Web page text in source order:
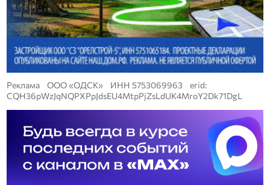
Реклама ООО «ОДСК» ИНН 5753069963 erid:
CQH36pWzJqNQPXPpJdsEU4MtpPjZsLdUK4MroY2Dk71DgL